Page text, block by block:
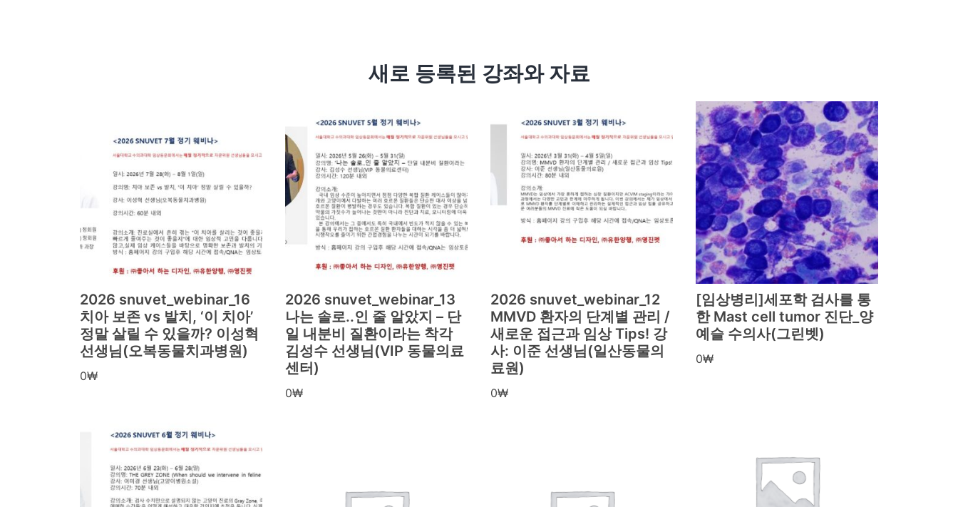
새로 등록된 강좌와 자료
2026 snuvet_webinar_16
치아 보존 vs 발치, ‘이 치아’
정말 살릴 수 있을까? 이성혁
선생님(오복동물치과병원)
0₩
2026 snuvet_webinar_13
나는 솔로..인 줄 알았지 – 단
일 내분비 질환이라는 착각
김성수 선생님(VIP 동물의료
센터)
0₩
2026 snuvet_webinar_12
MMVD 환자의 단계별 관리 /
새로운 접근과 임상 Tips! 강
사: 이준 선생님(일산동물의
료원)
0₩
[임상병리]세포학 검사를 통
한 Mast cell tumor 진단_양
예슬 수의사(그린벳)
0₩